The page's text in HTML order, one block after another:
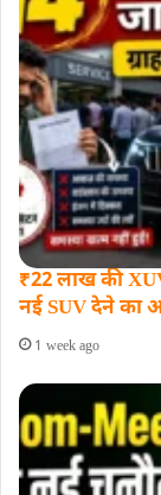
₹22 लाख की
नई SUV देने का
1 week ago